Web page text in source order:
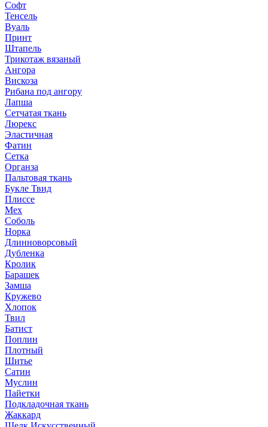
Софт
Тенсель
Вуаль
Принт
Штапель
Трикотаж вязаный
Ангора
Вискоза
Рибана под ангору
Лапша
Сетчатая ткань
Люрекс
Эластичная
Фатин
Сетка
Органза
Пальтовая ткань
Букле Твид
Плиссе
Мех
Соболь
Норка
Длинноворсовый
Дубленка
Кролик
Барашек
Замша
Кружево
Хлопок
Твил
Батист
Поплин
Плотный
Шитье
Сатин
Муслин
Пайетки
Подкладочная ткань
Жаккард